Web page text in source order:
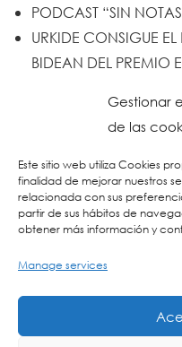
Gestionar
de las
Este sitio web utiliza Cookies
finalidad de mejorar nuestros
relacionada con sus
partir de sus hábitos de
obtener más información y
Manage services
PODCAST “SIN
URKIDE CONSIGUE
BIDEAN DEL PREMIO
Urkide en Cadena